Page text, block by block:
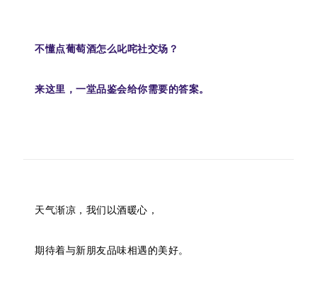
不懂点葡萄酒怎么叱咤社交场？
来这里，一堂品鉴会给你需要的答案。
天气渐凉，我们以酒暖心，
期待着与新朋友品味相遇的美好。